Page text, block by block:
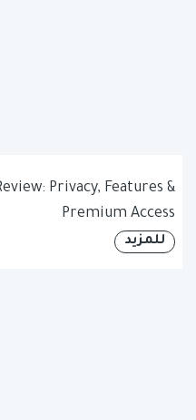
Privacy, Features &
Premium Access
للمزيد